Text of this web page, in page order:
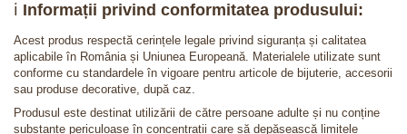
ℹ️ Informații privind conformitatea produsului:
Acest produs respectă cerințele legale privind siguranța și calitatea
aplicabile în România și Uniunea Europeană. Materialele utilizate sunt
conforme cu standardele în vigoare pentru articole de bijuterie, accesorii
sau produse decorative, după caz.
Produsul este destinat utilizării de către persoane adulte și nu conține
substanțe periculoase în concentrații care să depășească limitele